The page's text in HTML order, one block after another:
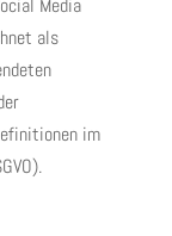
Media
als
im